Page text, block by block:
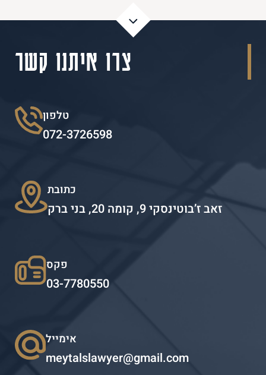
צרו איתנו קשר
טלפון
072-3726598
כתובת
זאב ז’בוטינסקי 9, קומה 20, בני ברק
פקס
03-7780550
אימייל
meytalslawyer@gmail.com